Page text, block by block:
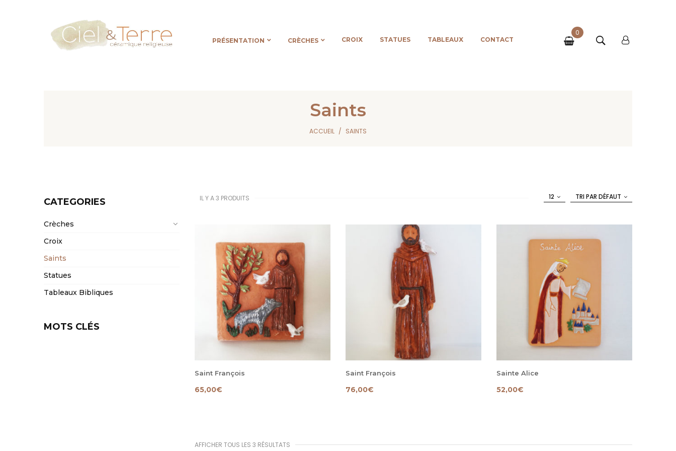
PRÉSENTATION CRÈCHES CROIX STATUES TABLEAUX CONTACT
0
Saints
ACCUEIL SAINTS
CATEGORIES
Crèches
Croix
Saints
Statues
Tableaux Bibliques
MOTS CLÉS
IL Y A 3 PRODUITS TRI PAR DÉFAUT
12
Saint François
65,00€
Saint François
76,00€
Sainte Alice
52,00€
AFFICHER TOUS LES 3 RÉSULTATS